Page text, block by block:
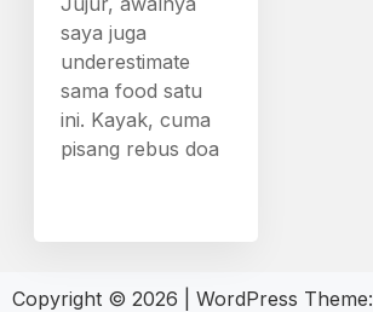
saya juga
underestimate
sama food satu
ini. Kayak, cuma
pisang rebus doa
Copyright © 2026 WordPress Theme: